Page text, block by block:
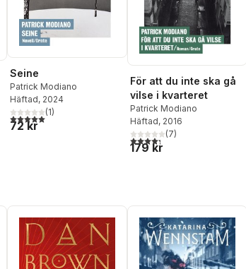
röster:
Seine
Patrick Modiano
Häftad, 2024
5,0utav 5 stjärnor. Totalt antal röster:
(1)
72 kr
För att du inte ska gå
vilse i kvarteret
Patrick Modiano
Häftad, 2016
4,3utav 5 stjärnor. Totalt
(7)
179 kr